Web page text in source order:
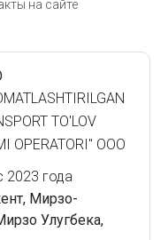
на сайте
TO'LOV
OPERATORI" ООО
2023 года
Мирзо-
Улугбека,